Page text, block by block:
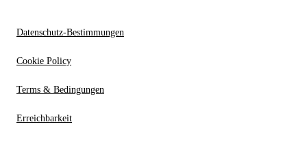
Datenschutz-Bestimmungen
Cookie Policy
Terms & Bedingungen
Erreichbarkeit